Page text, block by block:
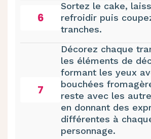
6
Sortez le cake,
refroidir puis
tranches.
7
Décorez chaque
les éléments de
formant les yeux
bouchées
reste avec les
en donnant des
différentes à
personnage.